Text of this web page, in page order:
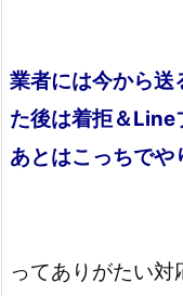
業者には今から送
た後は着拒＆Line
あとはこっちでや
ってありがたい対